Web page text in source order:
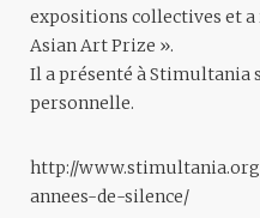
expositions collectives et a
Asian Art Prize ».
Il a présenté à Stimultania
personnelle.
http://
annees-de-silence/